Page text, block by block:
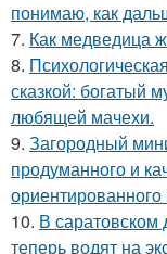
понимаю, как
7. Как медведица
8.
сказкой: богатый
любящей мачехи.
9. Загородный
продуманного и
10. В саратовском
теперь водят на